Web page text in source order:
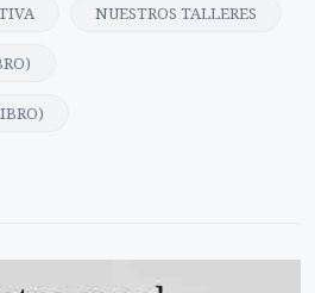
NUESTROS TALLERES